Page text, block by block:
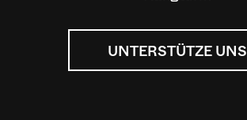
UNTERSTÜTZE UNS